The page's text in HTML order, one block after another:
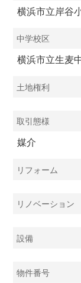
横浜市立岸谷
中学校区
横浜市立生麦
土地権利
取引態様
媒介
リフォーム
リノベーション
設備
物件番号